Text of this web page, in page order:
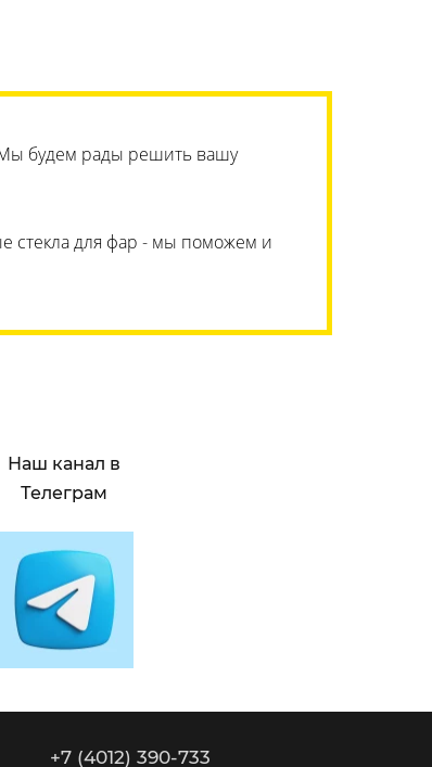
будем рады решить вашу
стекла для фар - мы поможем и
Наш канал в
Телеграм
+7 (4012) 390-733